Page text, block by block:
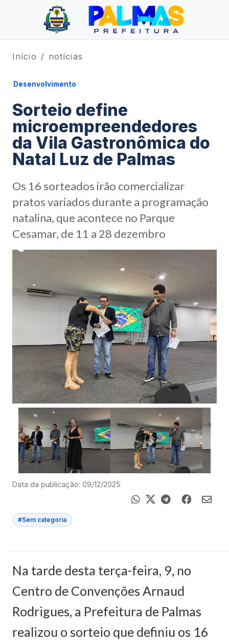
Início notícias
Desenvolvimento
Sorteio define
microempreendedores
da Vila Gastronômica do
Natal Luz de Palmas
Os 16 sorteados irão comercializar
pratos variados durante a programação
natalina, que acontece no Parque
Cesamar, de 11 a 28 dezembro
Data da publicação: 09/12/2025
#Sem categoria
Na tarde desta terça-feira, 9, no
Centro de Convenções Arnaud
Rodrigues, a Prefeitura de Palmas
realizou o sorteio que definiu os 16